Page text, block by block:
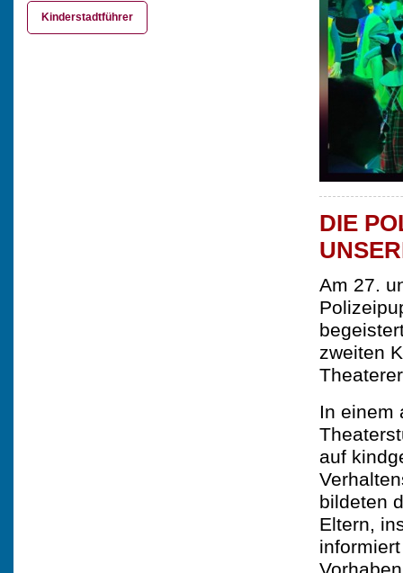
Kinderstadtführer
DIE
Am 27.
zweiten
In einem
auf
bildeten
Eltern,